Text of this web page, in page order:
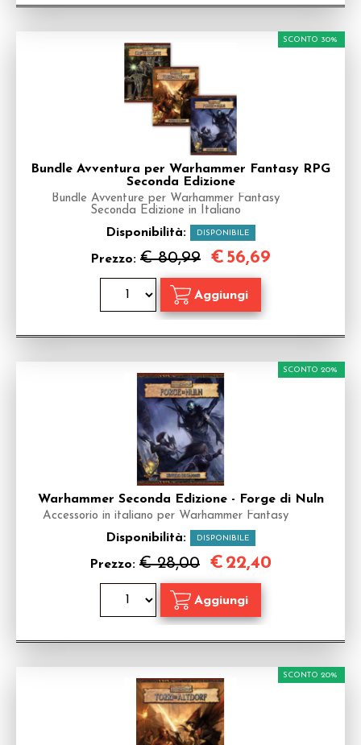
Bundle Avventura per Warhammer Fantasy RPG
Seconda Edizione
Bundle Avventure per Warhammer Fantasy
Seconda Edizione in Italiano
Disponibilità: DISPONIBILE
Prezzo: € 80,99
SCONTO 30%
€ 56,69
Warhammer Seconda Edizione - Forge di Nuln
Accessorio in italiano per Warhammer Fantasy
Disponibilità: DISPONIBILE
Prezzo: € 28,00
SCONTO 20%
€ 22,40
SCONTO 20%